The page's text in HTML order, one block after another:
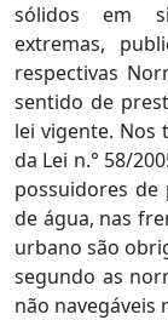
sólidos em
extremas,
respectivas
sentido de
lei vigente. Nos
da Lei n.° 58/
possuidores de
de água, nas
urbano são
segundo as
não navegáveis